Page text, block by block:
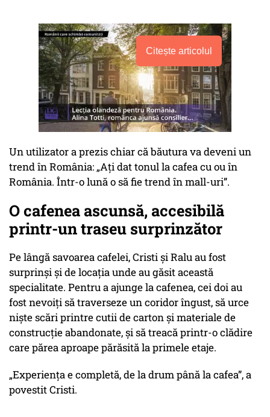
Citește articolul
Un utilizator a prezis chiar că băutura va deveni un
trend în România: „Ați dat tonul la cafea cu ou în
România. Într-o lună o să fie trend în mall-uri”.
O cafenea ascunsă, accesibilă
printr-un traseu surprinzător
Pe lângă savoarea cafelei, Cristi și Ralu au fost
surprinși și de locația unde au găsit această
specialitate. Pentru a ajunge la cafenea, cei doi au
fost nevoiți să traverseze un coridor îngust, să urce
niște scări printre cutii de carton și materiale de
construcție abandonate, și să treacă printr-o clădire
care părea aproape părăsită la primele etaje.
„Experiența e completă, de la drum până la cafea”, a
povestit Cristi.